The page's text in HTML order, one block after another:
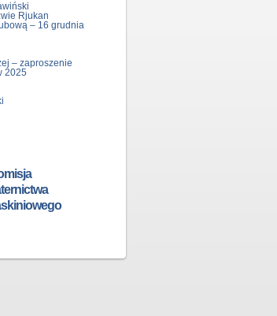
Rjukan
– 16 grudnia
– zaproszenie
2025